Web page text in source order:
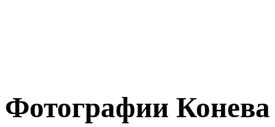
Фотографии Конева